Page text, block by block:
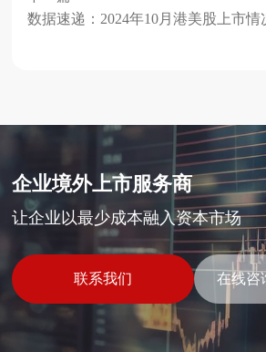
数据速递：2024年10月港美股上市情
企业境外上市服务商
让企业以最少成本融入资本市场
联系我们 在线咨